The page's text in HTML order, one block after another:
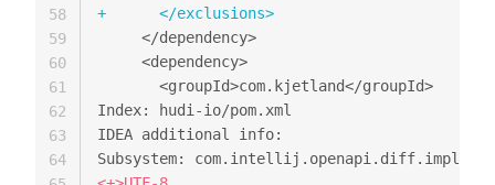
+
Index: hudi-io/pom.xml
IDEA additional info:
58
59
60
61
62
63
64